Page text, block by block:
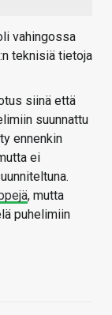
vahingossa
teknisiä tietoja
siinä että
suunnattu
ennenkin
ei
, mutta
puhelimiin